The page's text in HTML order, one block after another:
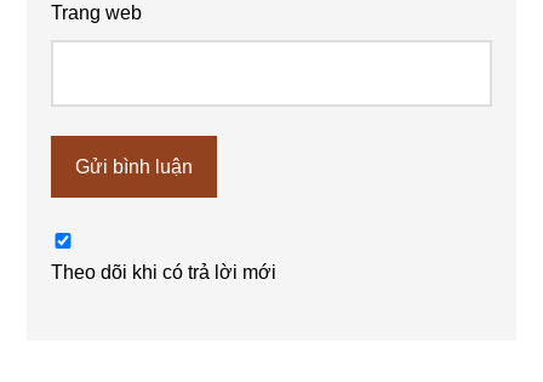
Trang web
Theo dõi khi có trả lời mới